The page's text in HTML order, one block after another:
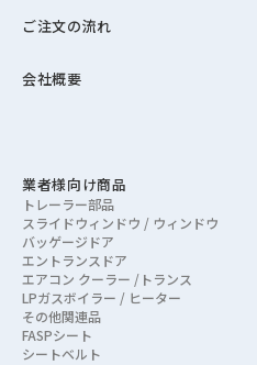
ご注文の流れ
会社概要
業者様向け商品
トレーラー部品
スライドウィンドウ / ウィンドウ
バッゲージドア
エントランスドア
エアコン クーラー /トランス
LPガスボイラー / ヒーター
その他関連品
FASPシート
シートベルト